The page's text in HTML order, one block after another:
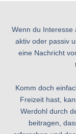
Wenn du Interesse
aktiv oder passiv
eine Nachricht
Komm doch
Freizeit hast,
Werdohl durch
beitragen,